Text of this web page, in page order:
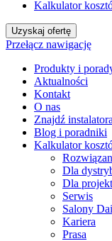
Kalkulator
Uzyskaj ofertę
Przełącz nawigację
Produkty i
Aktualności
Kontakt
O nas
Znajdź instalatora
Blog i poradniki
Kalkulator
Dla
Dla
Serwis
Salony
Kariera
Prasa